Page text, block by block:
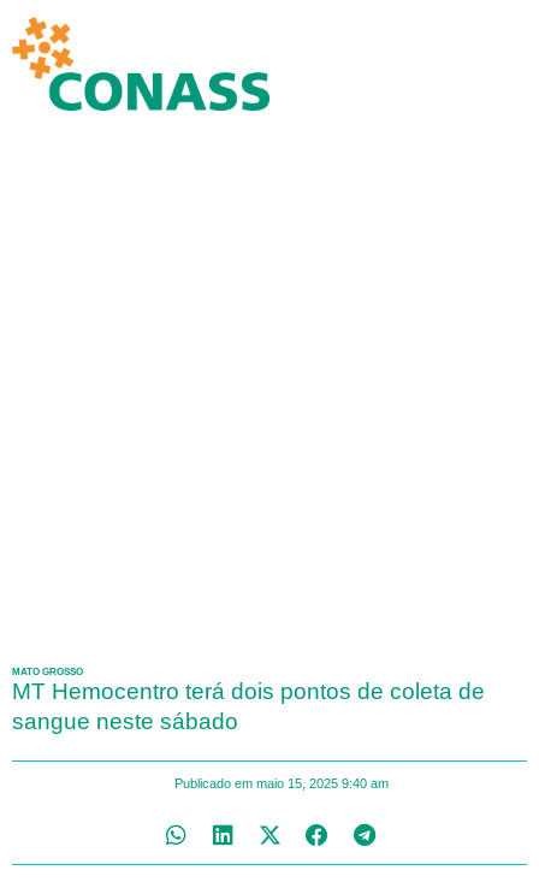
MATO GROSSO
MT Hemocentro terá dois pontos de coleta de
sangue neste sábado
Publicado em maio 15, 2025 9:40 am